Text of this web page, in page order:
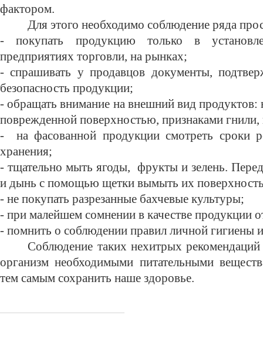
фактором.
Для этого необходимо соблюдение ряда
- покупать продукцию только в
предприятиях торговли, на рынках;
- спрашивать у продавцов документы,
безопасность продукции;
- обращать внимание на внешний вид продуктов:
поврежденной поверхностью, признаками гнили,
- на фасованной продукции смотреть сроки
хранения;
- тщательно мыть ягоды, фрукты и зелень. Перед
и дынь с помощью щетки вымыть их
- не покупать разрезанные бахчевые культуры;
- при малейшем сомнении в качестве продукции
- помнить о соблюдении правил личной гигиены
Соблюдение таких нехитрых рекомендаций
организм необходимыми питательными
тем самым сохранить наше здоровье.